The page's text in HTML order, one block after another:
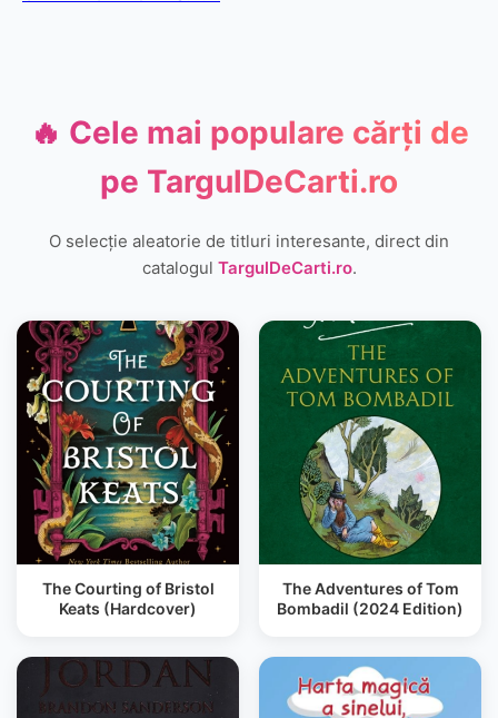
🔥 Cele mai populare cărți de
pe TargulDeCarti.ro
O selecție aleatorie de titluri interesante, direct din
catalogul TargulDeCarti.ro.
The Courting of Bristol
Keats (Hardcover)
The Adventures of Tom
Bombadil (2024 Edition)